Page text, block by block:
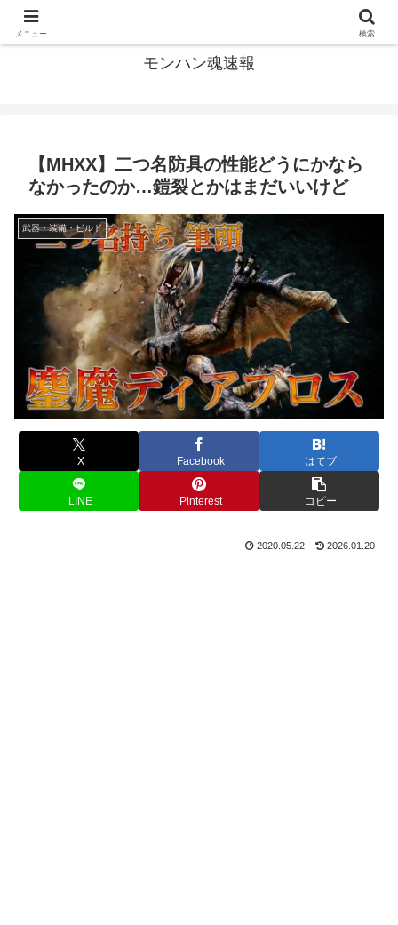
モンハン魂速報
【MHXX】二つ名防具の性能どうにかなら
なかったのか…鎧裂とかはまだいいけど
武器・装備・ビルド
X Facebook はてブ
LINE Pinterest コピー
2020.05.22 2026.01.20
メニュー 検索